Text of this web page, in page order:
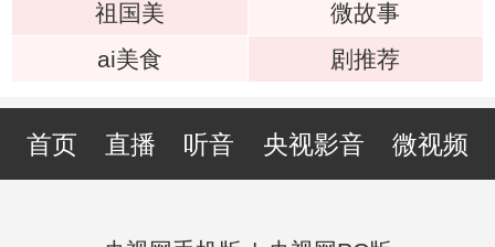
祖国美
微故事
ai美食
剧推荐
首页 直播 听音 央视影音 微视频